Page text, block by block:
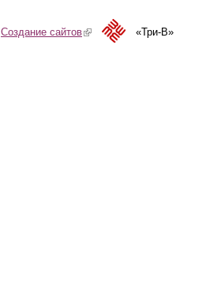
Создание сайтов(link is external)«Три-В»